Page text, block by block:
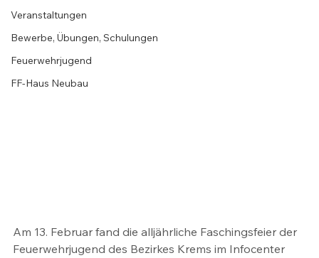
Veranstaltungen
Bewerbe, Übungen, Schulungen
Feuerwehrjugend
FF-Haus Neubau
Am 13. Februar fand die alljährliche Faschingsfeier der
Feuerwehrjugend des Bezirkes Krems im Infocenter